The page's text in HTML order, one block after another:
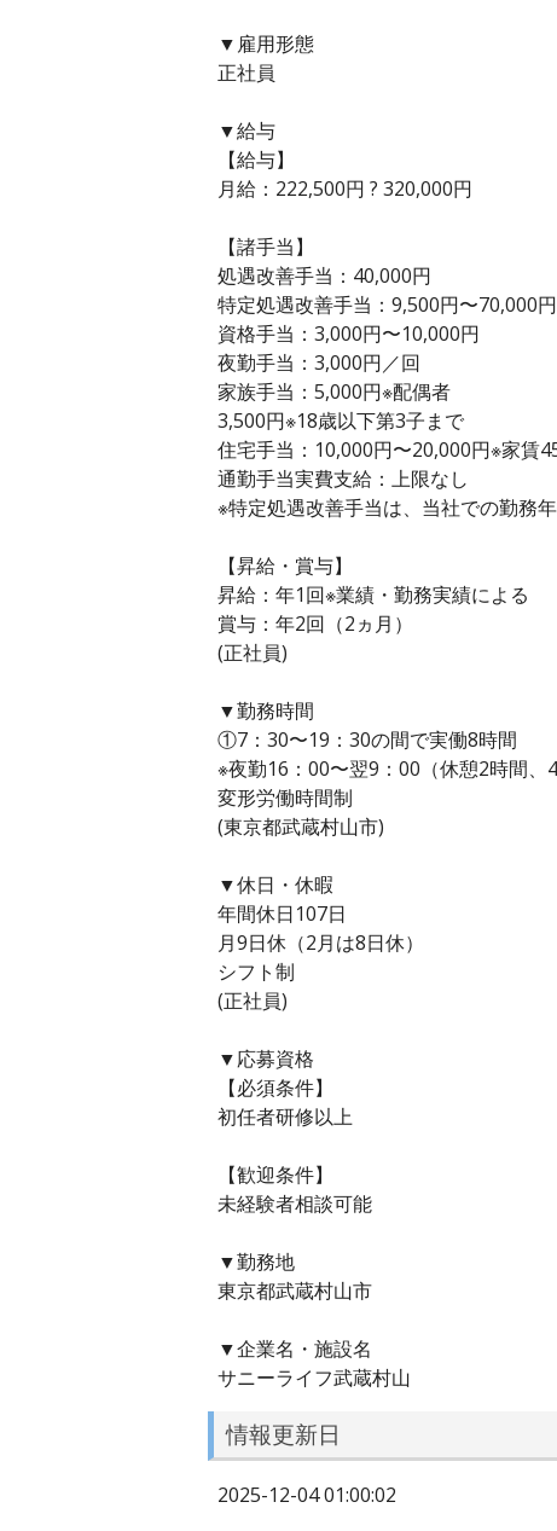
▼雇用形態
正社員
▼給与
【給与】
月給：222,500円 ? 320,000円
【諸手当】
処遇改善手当：40,000円
特定処遇改善手当：9,500円〜70,000円
資格手当：3,000円〜10,000円
夜勤手当：3,000円／回
家族手当：5,000円※配偶者
3,500円※18歳以下第3子まで
住宅手当：10,000円〜20,000円※家賃
通勤手当実費支給：上限なし
※特定処遇改善手当は、当社での勤務
【昇給・賞与】
昇給：年1回※業績・勤務実績による
賞与：年2回（2ヵ月）
(正社員)
▼勤務時間
①7：30〜19：30の間で実働8時間
※夜勤16：00〜翌9：00（休憩2時間、4
変形労働時間制
(東京都武蔵村山市)
▼休日・休暇
年間休日107日
月9日休（2月は8日休）
シフト制
(正社員)
▼応募資格
【必須条件】
初任者研修以上
【歓迎条件】
未経験者相談可能
▼勤務地
東京都武蔵村山市
▼企業名・施設名
サニーライフ武蔵村山
情報更新日
2025-12-04 01:00:02